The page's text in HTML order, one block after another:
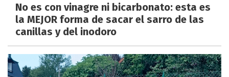
No es con vinagre ni bicarbonato: esta es
la MEJOR forma de sacar el sarro de las
canillas y del inodoro